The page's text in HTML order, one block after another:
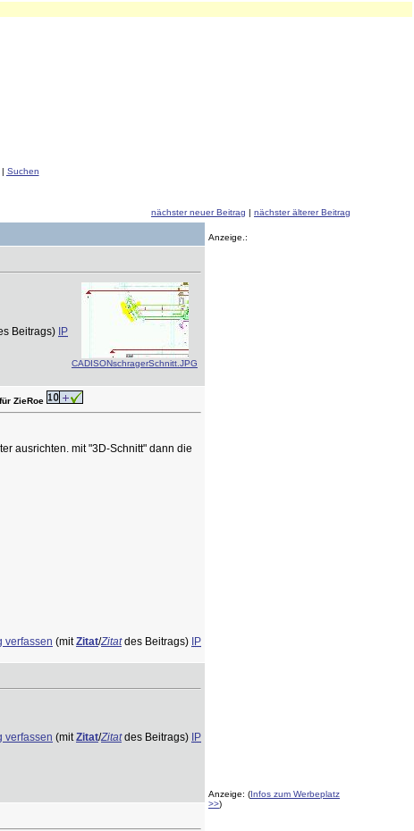
| Suchen
nächster neuer Beitrag | nächster älterer Beitrag
CADISONschragerSchnitt.JPG
Beitrags) IP
ZieRoe
ausrichten. mit "3D-Schnitt" dann die
verfassen (mitZitat/Zitatdes Beitrags) IP
verfassen (mitZitat/Zitatdes Beitrags) IP
Anzeige.:
Anzeige: (Infos zum Werbeplatz
>>)